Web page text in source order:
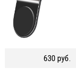
630 руб.